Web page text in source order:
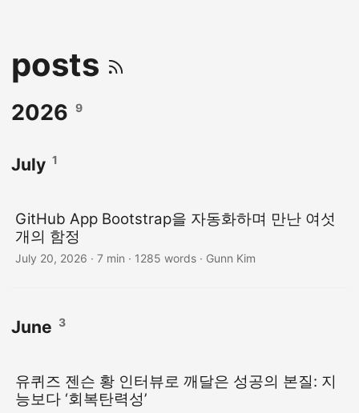
posts
2026 9
July 1
GitHub App Bootstrap을 자동화하며 만난 여섯
개의 함정
July 20, 2026 · 7 min · 1285 words · Gunn Kim
June 3
유퀴즈 젠슨 황 인터뷰로 깨달은 성공의 본질: 지
능보다 ‘회복탄력성’